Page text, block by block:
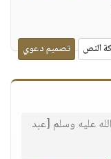
النص تصميم دعوي
عليه وسلم [عبد